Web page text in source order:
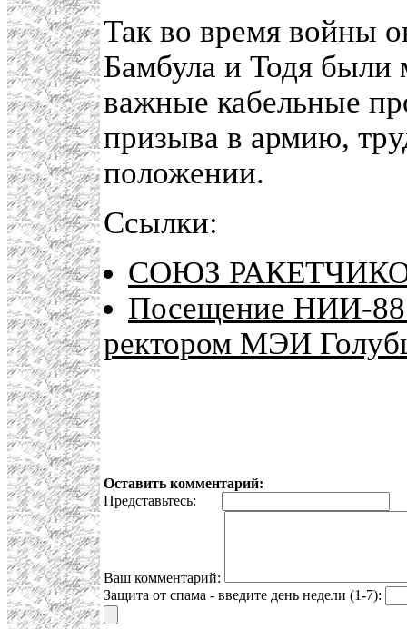
Так во время войны
Бамбула и Тодя были
важные кабельные
призыва в армию,
положении.
Ссылки:
СОЮЗ
Посещение НИИ-
ректором МЭИ
Оставить комментарий:
Представьтесь:
Ваш комментарий:
Защита от спама - введите день недели (1-7):